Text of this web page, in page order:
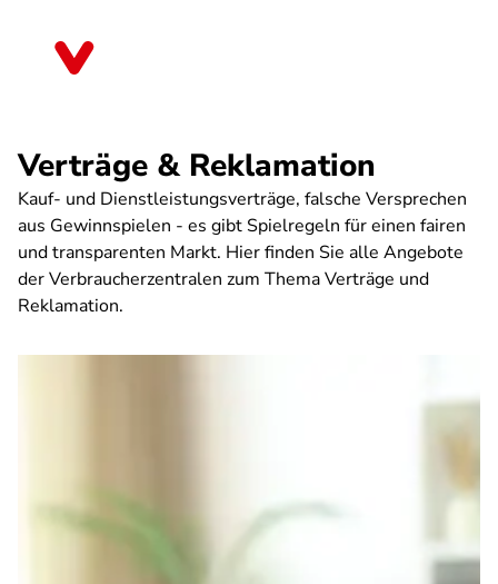
Verträge & Reklamation
Kauf- und Dienstleistungsverträge, falsche Versprechen
aus Gewinnspielen - es gibt Spielregeln für einen fairen
und transparenten Markt. Hier finden Sie alle Angebote
der Verbraucherzentralen zum Thema Verträge und
Reklamation.